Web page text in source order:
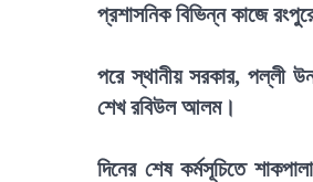
প্রশাসনিক বিভিন্ন কাজে
পরে স্থানীয় সরকার, পল্লী
শেখ রবিউল আলম।
দিনের শেষ কর্মসূচিতে